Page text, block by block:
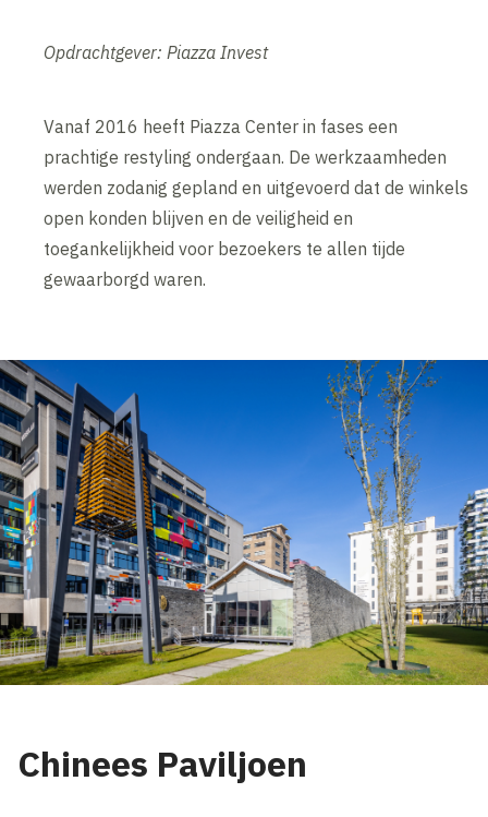
Opdrachtgever: Piazza Invest
Vanaf 2016 heeft Piazza Center in fases een
prachtige restyling ondergaan. De werkzaamheden
werden zodanig gepland en uitgevoerd dat de winkels
open konden blijven en de veiligheid en
toegankelijkheid voor bezoekers te allen tijde
gewaarborgd waren.
Chinees Paviljoen